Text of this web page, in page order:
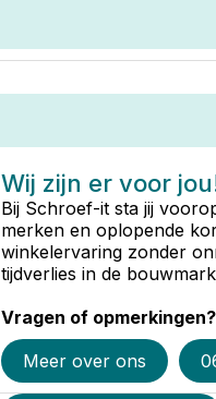
Wij zijn er voor
Bij Schroef-it sta jij
merken en oplopende
winkelervaring zonder
tijdverlies in de
Vragen of
Meer over ons